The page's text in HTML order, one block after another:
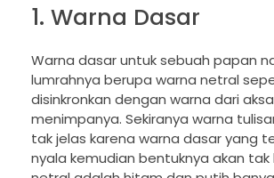
1. Warna Dasar
Warna dasar untuk sebuah papan
lumrahnya berupa warna netral
disinkronkan dengan warna dari
menimpanya. Sekiranya warna
tak jelas karena warna dasar yang
nyala kemudian bentuknya akan tak